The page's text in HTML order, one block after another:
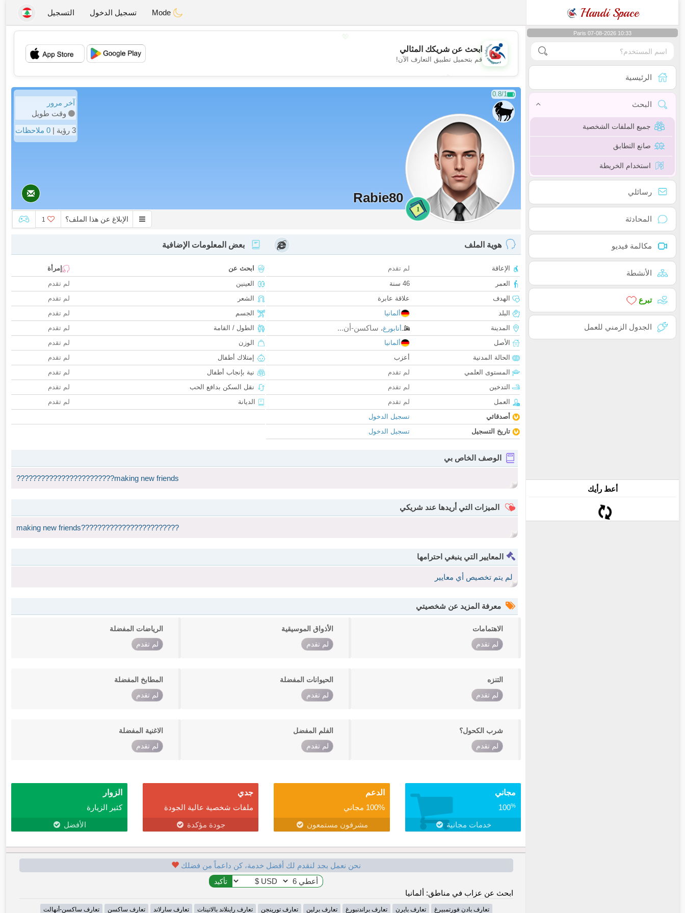
Handi Space تسجيل الدخول التسجيل
Paris 07-08-2026 10:33
الرئيسية
البحث
جميع الملفات الشخصية
صانع التطابق
استخدام الخريطة
رسائلي
المحادثة
مكالمة فيديو
الأنشطة
تبرع
الجدول الزمني للعمل
أعط رأيك
💖
💕
ابحث عن شريكك المثالي
قم بتحميل تطبيق التعارف الآن!
0.8/1
1
Rabie80
آخر مرور
وقت طويل
3 رؤية |
0 ملاحظات
الإبلاغ عن هذا الملف؟ 1
هوية الملف
الإعاقة
لم تقدم
العمر
46 سنة
الهدف
علاقة عابرة
البلد
ألمانيا
المدينة
أنابورغ، ساكسن-أن...
الأصل
ألمانيا
الحالة المدنية
أعزب
المستوى العلمي
لم تقدم
التدخين
لم تقدم
العمل
لم تقدم
أصدقائي
تسجيل الدخول
تاريخ التسجيل
تسجيل الدخول
بعض المعلومات الإضافية
ابحث عن
إمرأة
العينين
لم تقدم
الشعر
لم تقدم
الجسم
لم تقدم
الطول / القامة
لم تقدم
الوزن
لم تقدم
إمتلاك أطفال
لم تقدم
نية بإنجاب أطفال
لم تقدم
نقل السكن بدافع الحب
لم تقدم
الديانة
لم تقدم
الوصف الخاص بي
????????????????????????making new friends
الميزات التي أريدها عند شريكي
making new friends????????????????????????
المعايير التي ينبغي احترامها
لم يتم تخصيص أي معايير
معرفة المزيد عن شخصيتي
الاهتمامات
لم تقدم
الأذواق الموسيقية
لم تقدم
الرياضات المفضلة
لم تقدم
التنزه
لم تقدم
الحيوانات المفضلة
لم تقدم
المطابخ المفضلة
لم تقدم
شرب الكحول؟
لم تقدم
الفلم المفضل
لم تقدم
الاغنية المفضلة
لم تقدم
مجاني
100%
خدمات مجانية
الدعم
100% مجاني
مشرفون مستمعون
جدي
ملفات شخصية عالية الجودة
جودة مؤكدة
الزوار
كثير الزيارة
الأفضل
نحن نعمل بجد لنقدم لك أفضل خدمة، كن داعماً من فضلك
ابحث عن عزاب في مناطق: ألمانيا
تعارف بادن فورتمبيرغ تعارف بايرن تعارف براندنبورغ تعارف برلين تعارف تورينجن تعارف راينلاند بالاتينات تعارف سارلاند تعارف ساكسن تعارف ساكسن-أنهالت